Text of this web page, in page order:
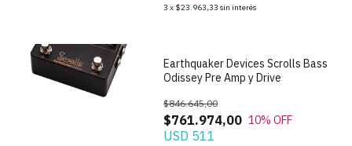
3 x $23.963,33 sin interés
Earthquaker Devices Scrolls Bass
Odissey Pre Amp y Drive
$761.974,00
$846.645,00
10% OFF
USD 511